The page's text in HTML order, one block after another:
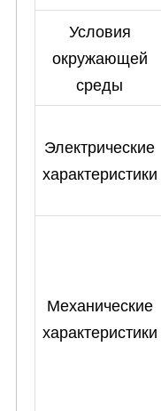
Условия
окружающей
среды
Электрические
характеристики
Механические
характеристики